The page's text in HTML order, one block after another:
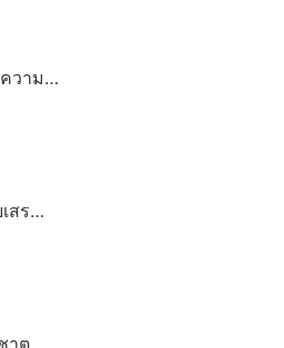
ความ…
สร…